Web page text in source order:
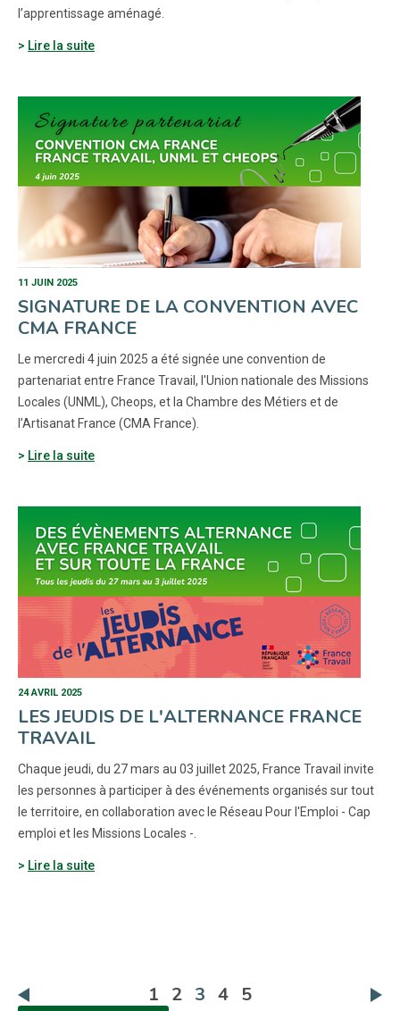
l’apprentissage aménagé.
Lire la suite
11 JUIN 2025
SIGNATURE DE LA CONVENTION AVEC
CMA FRANCE
Le mercredi 4 juin 2025 a été signée une convention de
partenariat entre France Travail, l'Union nationale des Missions
Locales (UNML), Cheops, et la Chambre des Métiers et de
l’Artisanat France (CMA France).
Lire la suite
24 AVRIL 2025
LES JEUDIS DE L'ALTERNANCE FRANCE
TRAVAIL
Chaque jeudi, du 27 mars au 03 juillet 2025, France Travail invite
les personnes à participer à des événements organisés sur tout
le territoire, en collaboration avec le Réseau Pour l'Emploi - Cap
emploi et les Missions Locales -.
Lire la suite
1 2 3 (actuelle)
4 5